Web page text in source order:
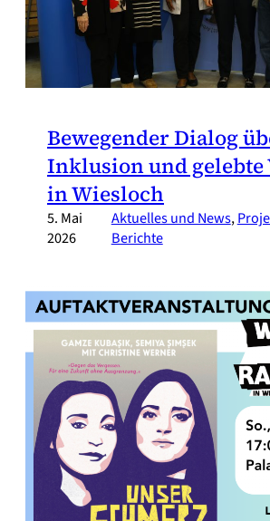
Bewegender Dialog
Inklusion und
in Wiesloch
5. Mai
2026
Aktuelles und News,
Berichte